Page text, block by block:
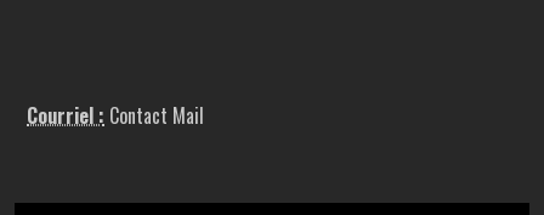
Courriel : Contact Mail